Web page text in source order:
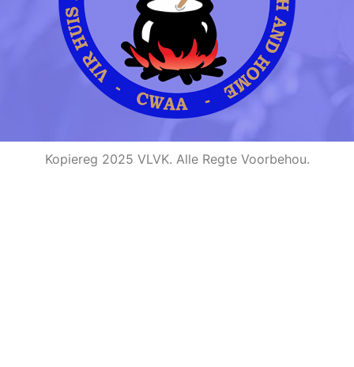
Kopiereg 2025 VLVK. Alle Regte Voorbehou.